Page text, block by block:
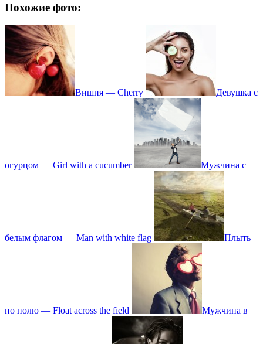
Похожие фото:
Вишня — Cherry Девушка с
огурцом — Girl with a cucumber Мужчина с
белым флагом — Man with white flag Плыть
по полю — Float across the field Мужчина в